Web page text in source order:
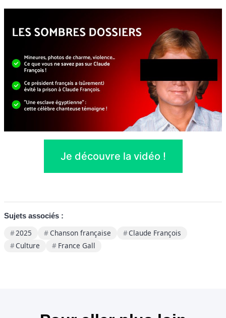
Je découvre la vidéo !
Sujets associés :
2025 Chanson française
Claude François
Culture
France Gall